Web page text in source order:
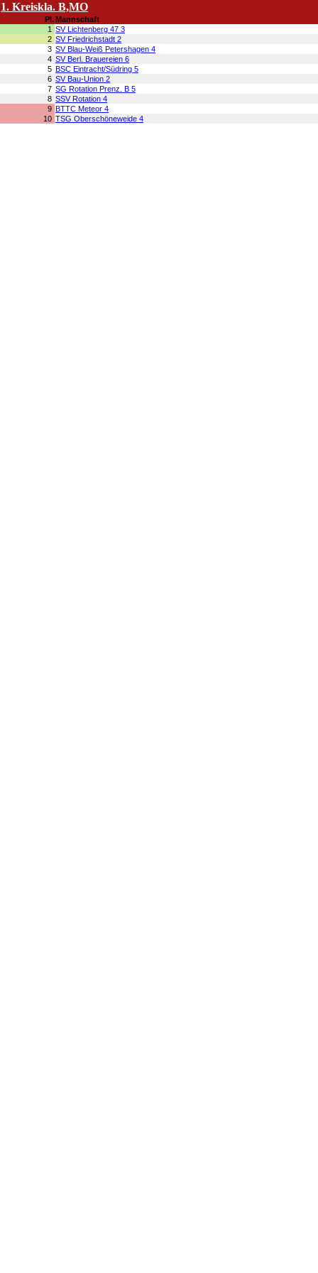
1. Kreiskla. B,MO
Pl.Mannschaft
1 SV Lichtenberg 47 3
2 SV Friedrichstadt 2
3 SV Blau-Weiß Petershagen 4
4 SV Berl. Brauereien 6
5 BSC Eintracht/Südring 5
6 SV Bau-Union 2
7 SG Rotation Prenz. B 5
8 SSV Rotation 4
9 BTTC Meteor 4
10 TSG Oberschöneweide 4